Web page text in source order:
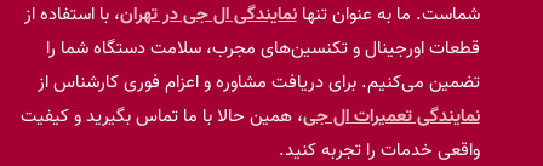
شماست. ما به عنوان تنهانمایندگی ال جی در تهران، با استفاده از
قطعات اورجینال و تکنسین‌های مجرب، سلامت دستگاه شما را
تضمین می‌کنیم. برای دریافت مشاوره و اعزام فوری کارشناس از
نمایندگی تعمیرات ال جی، همین حالا با ما تماس بگیرید و کیفیت
واقعی خدمات را تجربه کنید.